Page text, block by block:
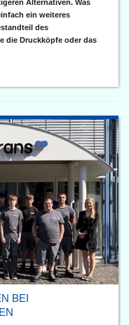
Alternativen. Was
ein weiteres
des
die Druckköpfe oder das
BEI